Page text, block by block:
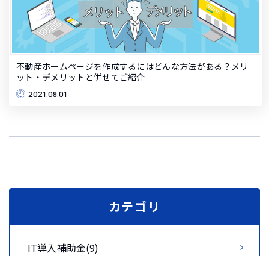
不動産ホームページを作成するにはどんな方法がある？メリ
ット・デメリットと併せてご紹介
2021.09.01
カテゴリ
IT導入補助金(9)